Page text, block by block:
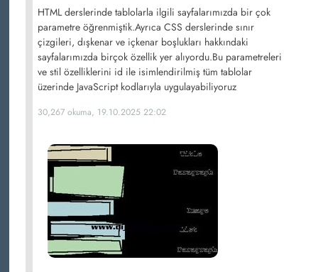
HTML derslerinde tablolarla ilgili sayfalarımızda bir çok
parametre öğrenmiştik.Ayrıca CSS derslerinde sınır
çizgileri, dışkenar ve içkenar boşlukları hakkındaki
sayfalarımızda birçok özellik yer alıyordu.Bu parametreleri
ve stil özelliklerini id ile isimlendirilmiş tüm tablolar
üzerinde JavaScript kodlarıyla uygulayabiliyoruz
30,267 okuma, 19.10.2025 22:02